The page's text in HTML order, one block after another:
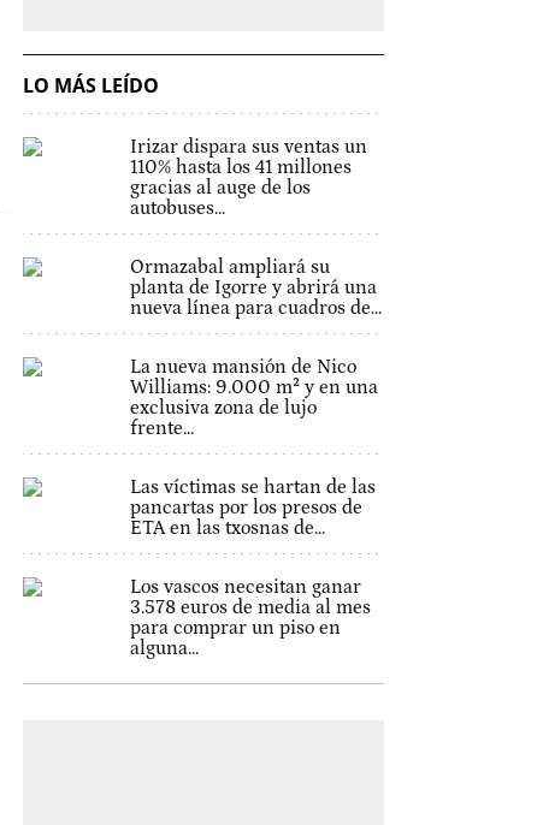
LO MÁS LEÍDO
Irizar dispara sus ventas un
110% hasta los 41 millones
gracias al auge de los
autobuses...
Ormazabal ampliará su
planta de Igorre y abrirá una
nueva línea para cuadros de...
La nueva mansión de Nico
Williams: 9.000 m² y en una
exclusiva zona de lujo
frente...
Las víctimas se hartan de las
pancartas por los presos de
ETA en las txosnas de...
Los vascos necesitan ganar
3.578 euros de media al mes
para comprar un piso en
alguna...